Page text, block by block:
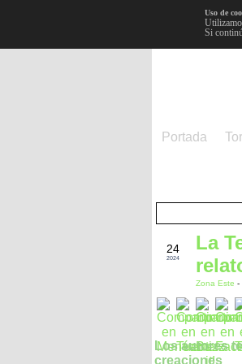
Uso de
Si
Portada
24
2024
La
Zona Este -
Los autores
creaciones